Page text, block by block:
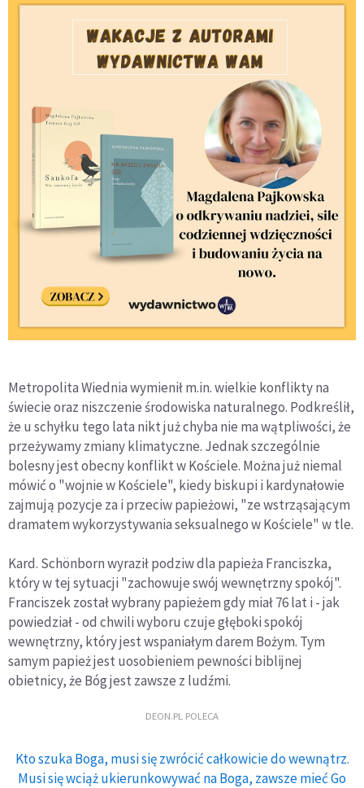
Metropolita Wiednia wymienił m.in. wielkie konflikty na
świecie oraz niszczenie środowiska naturalnego. Podkreślił,
że u schyłku tego lata nikt już chyba nie ma wątpliwości, że
przeżywamy zmiany klimatyczne. Jednak szczególnie
bolesny jest obecny konflikt w Kościele. Można już niemal
mówić o "wojnie w Kościele", kiedy biskupi i kardynałowie
zajmują pozycje za i przeciw papieżowi, "ze wstrząsającym
dramatem wykorzystywania seksualnego w Kościele" w tle.
Kard. Schönborn wyraził podziw dla papieża Franciszka,
który w tej sytuacji "zachowuje swój wewnętrzny spokój".
Franciszek został wybrany papieżem gdy miał 76 lat i - jak
powiedział - od chwili wyboru czuje głęboki spokój
wewnętrzny, który jest wspaniałym darem Bożym. Tym
samym papież jest uosobieniem pewności biblijnej
obietnicy, że Bóg jest zawsze z ludźmi.
DEON.PL POLECA
Kto szuka Boga, musi się zwrócić całkowicie do wewnątrz.
Musi się wciąż ukierunkowywać na Boga, zawsze mieć Go